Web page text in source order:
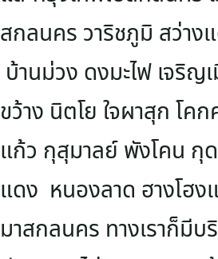
สกลนคร วาริชภูมิ สว่าง
บ้านม่วง ดงมะไฟ เจริญ
ขว้าง นิตโย ใจผาสุก โ
แก้ว กุสุมาลย์ พังโคน กุ
แดง หนองลาด ฮางโฮง
มาสกลนคร ทางเราก็มีบ